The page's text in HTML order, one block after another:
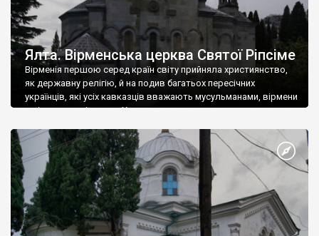
Ялта. Вірменська церква Святої Ріпсіме
Вірменія першою серед країн світу прийняла християнство,
як державну релігію, й на подив багатьох пересічних
українців, які усіх кавказців вважають мусульманами, вірмени
є відданими вірянами Христа